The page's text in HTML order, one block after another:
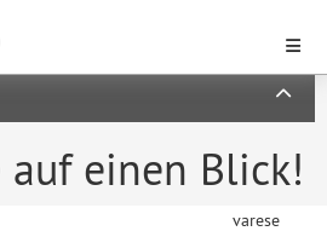
einen Blick!
varese